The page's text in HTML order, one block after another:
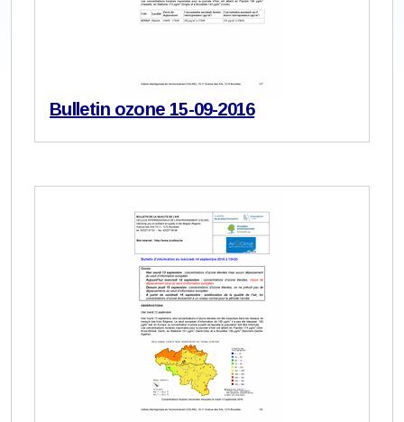
Bulletin ozone 15-09-2016